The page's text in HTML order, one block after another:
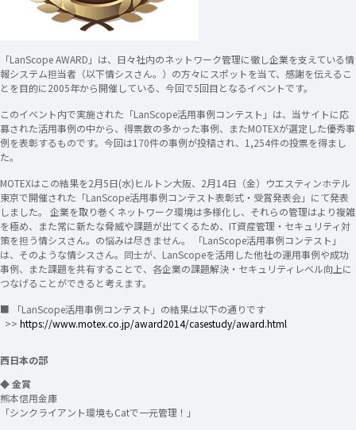
「LanScope AWARD」は、日々社内のネットワーク管理に徹し企業を支えている情
報システム担当者（以下情シスさん。）の方々にスポットを当て、感謝を伝えるこ
とを目的に2005年から開催している、今回で5回目となるイベントです。
このイベント内で実施された「LanScope活用事例コンテスト」は、当サイトに応
募された活用事例の中から、得票数の多かった事例、またMOTEXが選定した優秀事
例を表彰するものです。今回は170件の事例が投稿され、1,254件の投票を得まし
た。
MOTEXはこの結果を2月5日(水)ヒルトン大阪、2月14日（金）ウエスティンホテル
東京で開催された「LanScope活用事例コンテスト表彰式・受賞発表会」にて発表
しました。 企業を取り巻くネットワーク環境は多様化し、それらの管理はより複雑
を極め、また常に新たな脅威や課題が出てくるため、IT資産管理・セキュリティ対
策を担う情シスさん。の悩みは尽きません。 「LanScope活用事例コンテスト」
は、そのような情シスさん。同士が、LanScopeを活用した他社の運用事例や成功
事例、また課題を共有することで、各企業の課題解決・セキュリティレベル向上に
つなげることができると考えます。
■ 「LanScope活用事例コンテスト」の結果は以下の通りです
>> https://www.motex.co.jp/award2014/casestudy/award.html
西日本の部
◆ 金賞
熊本信用金庫
「シンクライアント環境もCatで一元管理！」